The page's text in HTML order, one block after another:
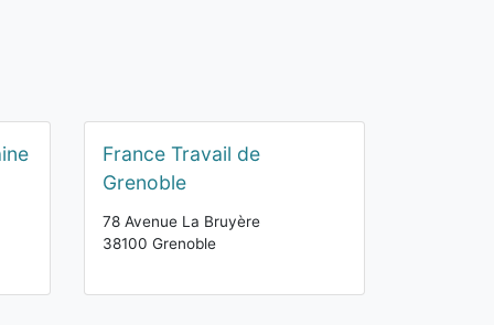
France Travail de
Grenoble
78 Avenue La Bruyère
38100 Grenoble